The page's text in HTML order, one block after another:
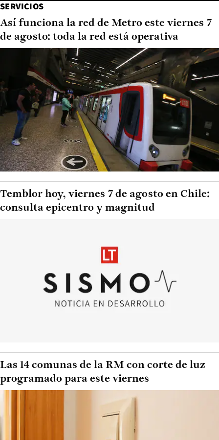
SERVICIOS
Así funciona la red de Metro este viernes 7
de agosto: toda la red está operativa
Temblor hoy, viernes 7 de agosto en Chile:
consulta epicentro y magnitud
Las 14 comunas de la RM con corte de luz
programado para este viernes